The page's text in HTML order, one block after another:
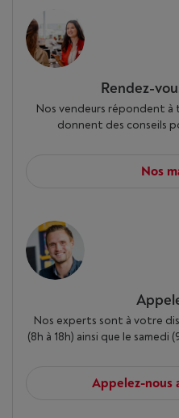
Rendez-
Nos vendeurs répondent
donnent des conseils
Nos
Nos experts sont à votre
(8h à 18h) ainsi que le samedi
Appelez-nous